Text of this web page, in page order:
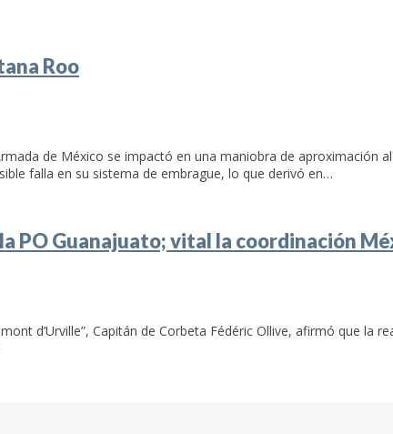
Roo
de México se impactó en una maniobra de aproximación
falla en su sistema de embrague, lo que derivó en…
PO Guanajuato; vital la coordinación
d’Urville”, Capitán de Corbeta Fédéric Ollive, afirmó que la